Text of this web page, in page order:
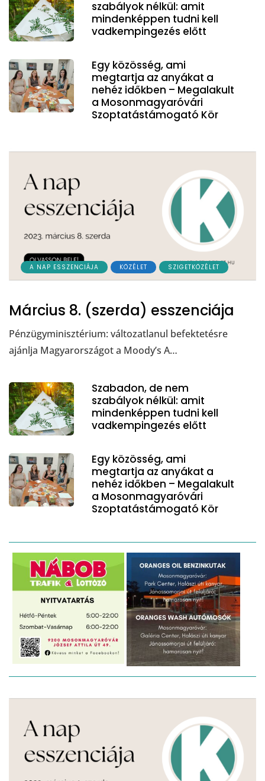
szabályok nélkül: amit
mindenképpen tudni kell
vadkempingezés előtt
Egy közösség, ami
megtartja az anyákat a
nehéz időkben – Megalakult
a Mosonmagyaróvári
Szoptatástámogató Kör
A NAP ESSZENCIÁJA KÖZÉLET SZIGETKÖZÉLET
Március 8. (szerda) esszenciája
Pénzügyminisztérium: változatlanul befektetésre
ajánlja Magyarországot a Moody’s A…
Szabadon, de nem
szabályok nélkül: amit
mindenképpen tudni kell
vadkempingezés előtt
Egy közösség, ami
megtartja az anyákat a
nehéz időkben – Megalakult
a Mosonmagyaróvári
Szoptatástámogató Kör